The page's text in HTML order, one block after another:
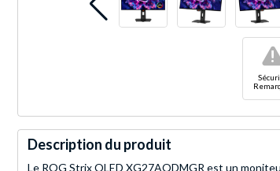
!
Description du produit
Le ROG Strix OLED XG27AQDMGR est un